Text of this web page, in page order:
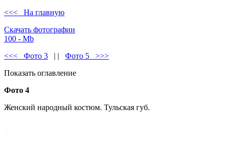
<<< На главную
Скачать фотографии
100 - Mb
<<< Фото 3 | | Фото 5 >>>
Показать оглавление
Фото 4
Женский народный костюм. Тульская губ.